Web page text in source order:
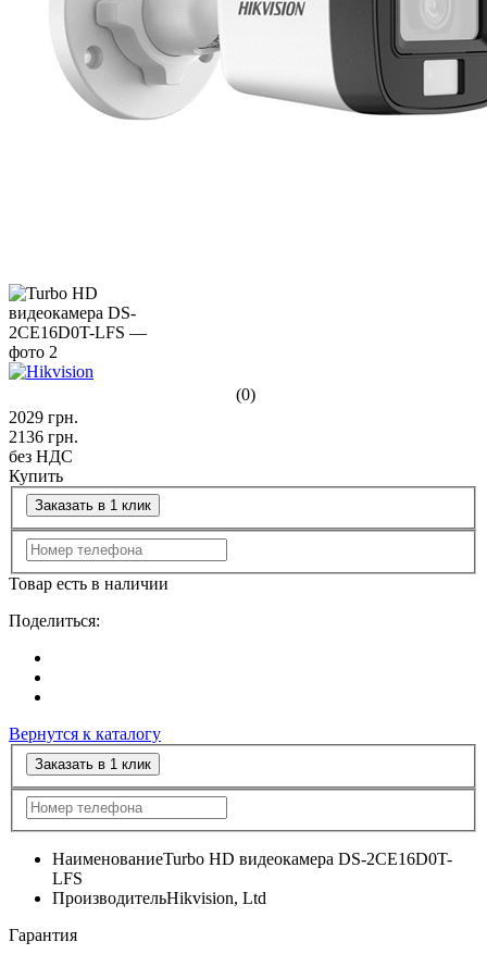
(0)
2029 грн.
2136 грн.
без НДС
Купить
Заказать в 1 клик
Товар есть в наличии
Поделиться:
Вернутся к каталогу
Заказать в 1 клик
НаименованиеTurbo HD видеокамера DS-2CE16D0T-
LFS
ПроизводительHikvision, Ltd
Гарантия